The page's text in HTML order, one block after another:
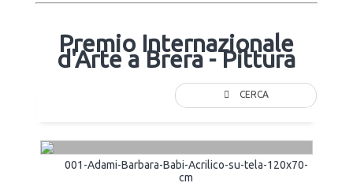
Premio Internazionale
d'Arte a Brera - Pittura
CERCA
001-Adami-Barbara-Babi-Acrilico-su-tela-120x70-
cm